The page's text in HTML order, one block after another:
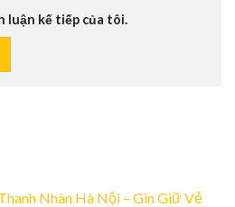
luận kế tiếp của tôi.
Nhàn Hà Nội – Gìn Giữ Vẻ